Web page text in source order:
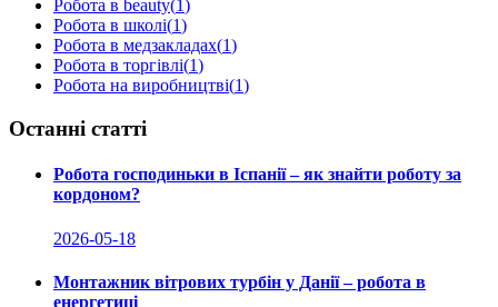
Робота в beauty(1)
Робота в школі(1)
Робота в медзакладах(1)
Робота в торгівлі(1)
Робота на виробництві(1)
Останні статті
Робота господиньки в Іспанії – як знайти роботу за
кордоном?
2026-05-18
Монтажник вітрових турбін у Данії – робота в
енергетиці